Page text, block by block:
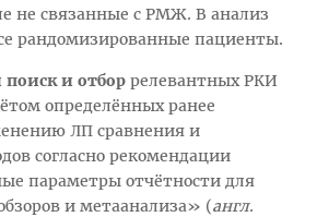
не связанные с РМЖ. В анализ
рандомизированные пациенты.
и отбор релевантных РКИ
определённых ранее
ЛП сравнения и
согласно рекомендации
параметры отчётности для
и метаанализа» (англ.